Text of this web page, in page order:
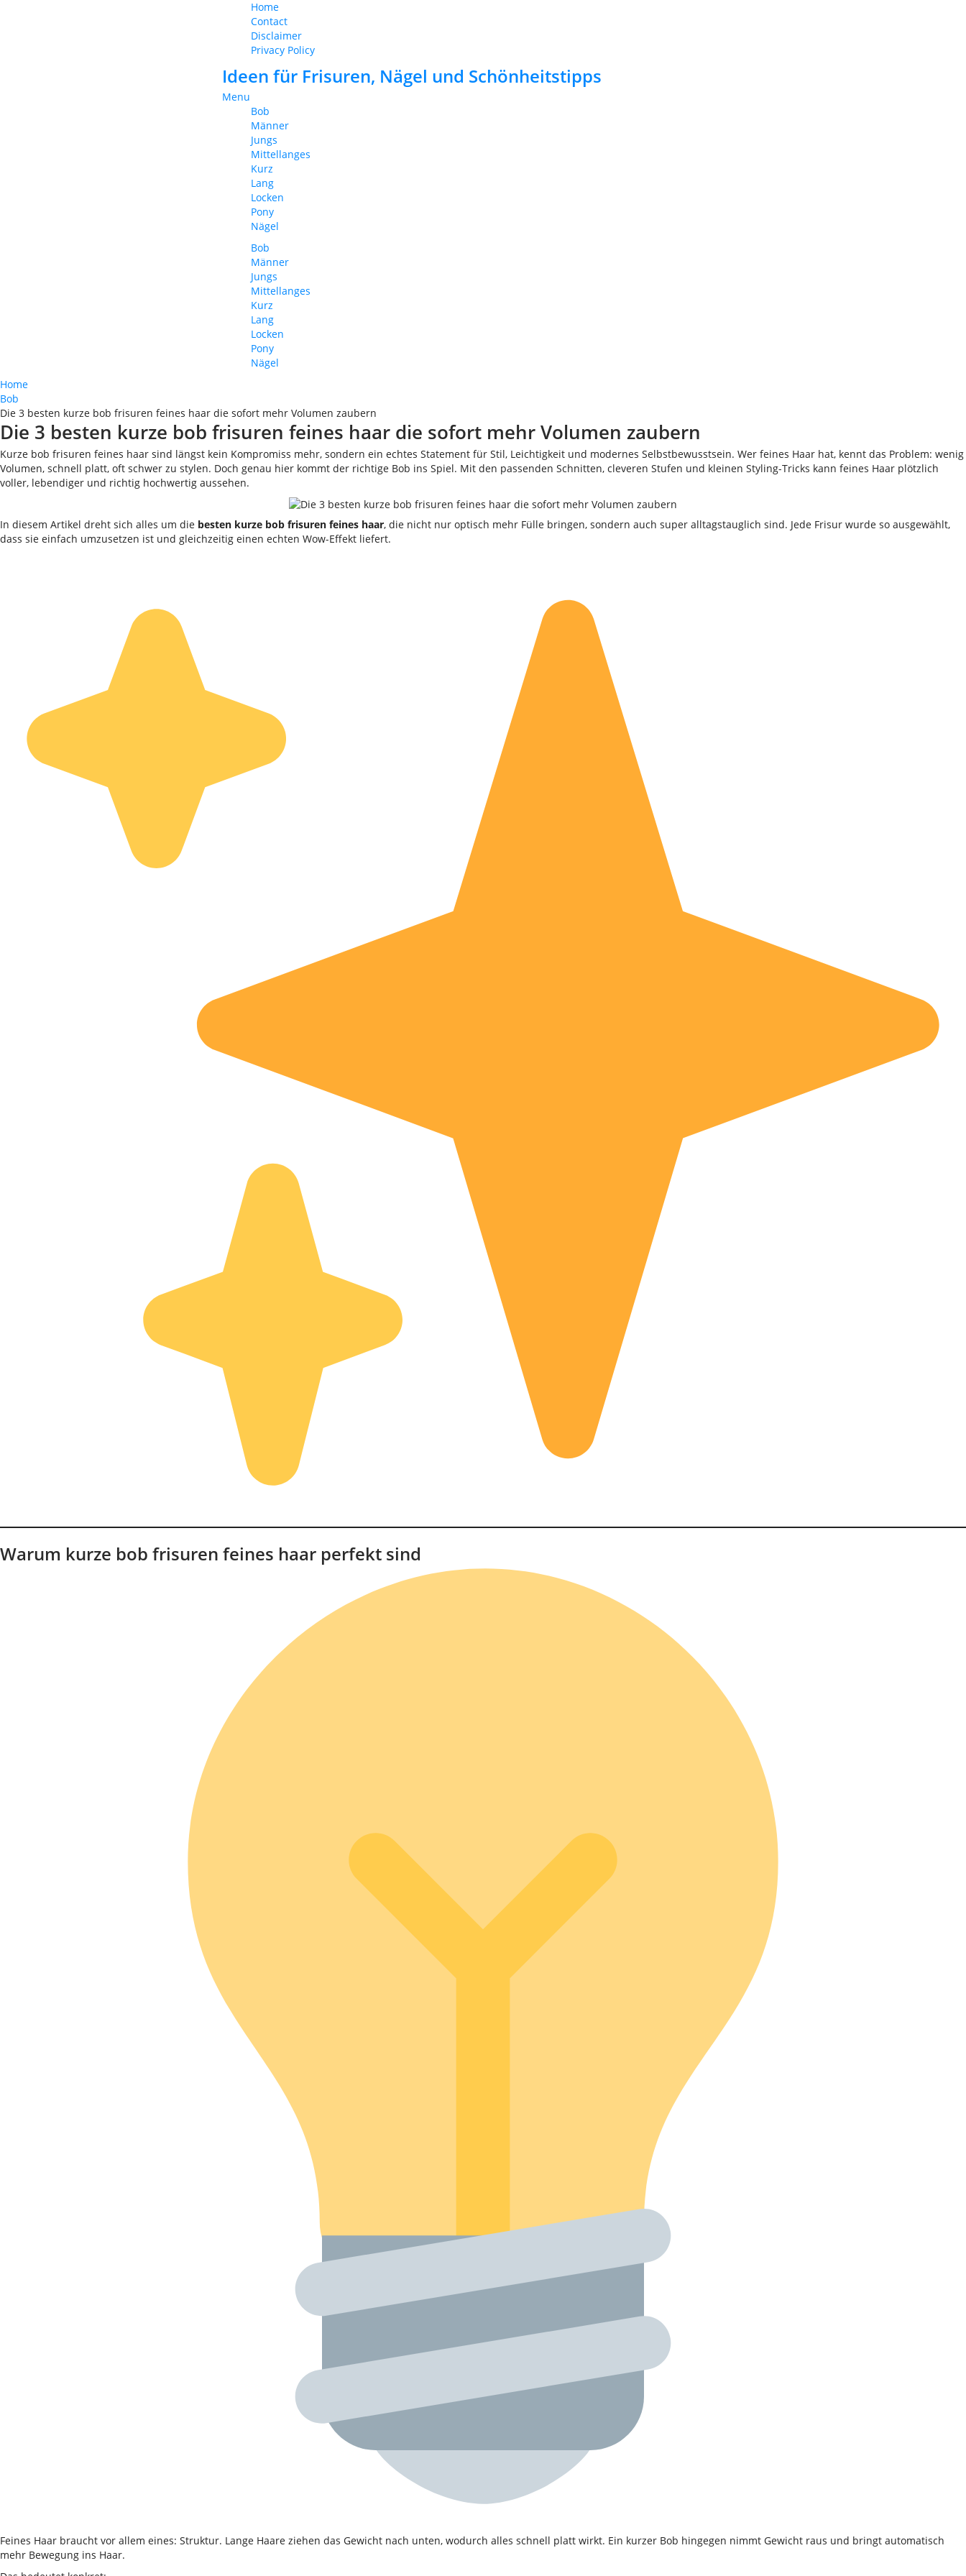
Home
Contact
Disclaimer
Privacy Policy
Ideen für Frisuren, Nägel und Schönheitstipps
Menu
Bob
Männer
Jungs
Mittellanges
Kurz
Lang
Locken
Pony
Nägel
Bob
Männer
Jungs
Mittellanges
Kurz
Lang
Locken
Pony
Nägel
Home
Bob
Die 3 besten kurze bob frisuren feines haar die sofort mehr Volumen zaubern
Die 3 besten kurze bob frisuren feines haar die sofort mehr Volumen zaubern
Kurze bob frisuren feines haar sind längst kein Kompromiss mehr, sondern ein echtes Statement für Stil, Leichtigkeit und modernes Selbstbewusstsein. Wer feines Haar hat, kennt das Problem: wenig
Volumen, schnell platt, oft schwer zu stylen. Doch genau hier kommt der richtige Bob ins Spiel. Mit den passenden Schnitten, cleveren Stufen und kleinen Styling-Tricks kann feines Haar plötzlich
voller, lebendiger und richtig hochwertig aussehen.
In diesem Artikel dreht sich alles um die besten kurze bob frisuren feines haar, die nicht nur optisch mehr Fülle bringen, sondern auch super alltagstauglich sind. Jede Frisur wurde so ausgewählt,
dass sie einfach umzusetzen ist und gleichzeitig einen echten Wow-Effekt liefert.
Warum kurze bob frisuren feines haar perfekt sind
Feines Haar braucht vor allem eines: Struktur. Lange Haare ziehen das Gewicht nach unten, wodurch alles schnell platt wirkt. Ein kurzer Bob hingegen nimmt Gewicht raus und bringt automatisch
mehr Bewegung ins Haar.